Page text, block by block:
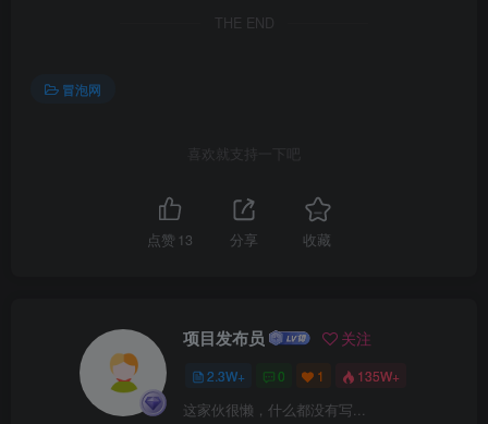
THE END
冒泡网
喜欢就支持一下吧
点赞 13 分享 收藏
项目发布员 关注
2.3W+ 0 1 135W+
这家伙很懒，什么都没有写...